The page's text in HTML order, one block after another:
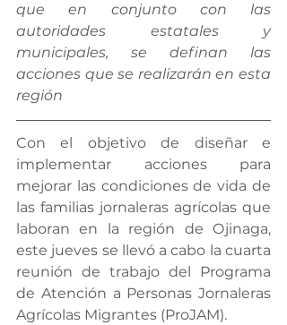
que en conjunto con las
autoridades estatales y
municipales, se definan las
acciones que se realizarán en esta
región
Con el objetivo de diseñar e
implementar acciones para
mejorar las condiciones de vida de
las familias jornaleras agrícolas que
laboran en la región de Ojinaga,
este jueves se llevó a cabo la cuarta
reunión de trabajo del Programa
de Atención a Personas Jornaleras
Agrícolas Migrantes (ProJAM).